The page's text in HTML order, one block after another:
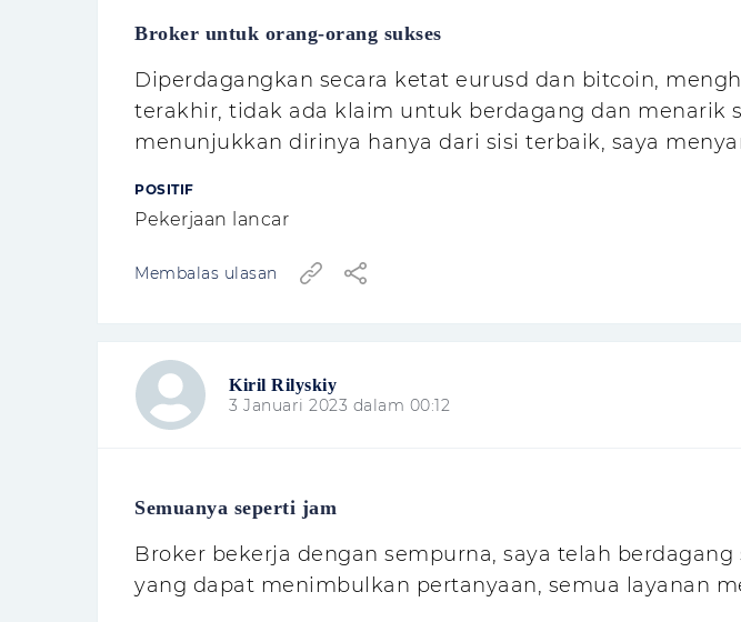
Broker untuk orang-orang sukses
Diperdagangkan secara ketat eurusd dan bitcoin,
terakhir, tidak ada klaim untuk berdagang dan menarik
menunjukkan dirinya hanya dari sisi terbaik, saya
POSITIF
Pekerjaan lancar
Membalas ulasan
Kiril Rilyskiy
3 Januari 2023 dalam 00:12
Semuanya seperti jam
Broker bekerja dengan sempurna, saya telah
yang dapat menimbulkan pertanyaan, semua layanan